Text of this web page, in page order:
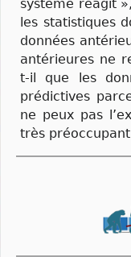
système réagit
les statistiques
données
antérieures ne
t-il que les
prédictives
ne peux pas
très